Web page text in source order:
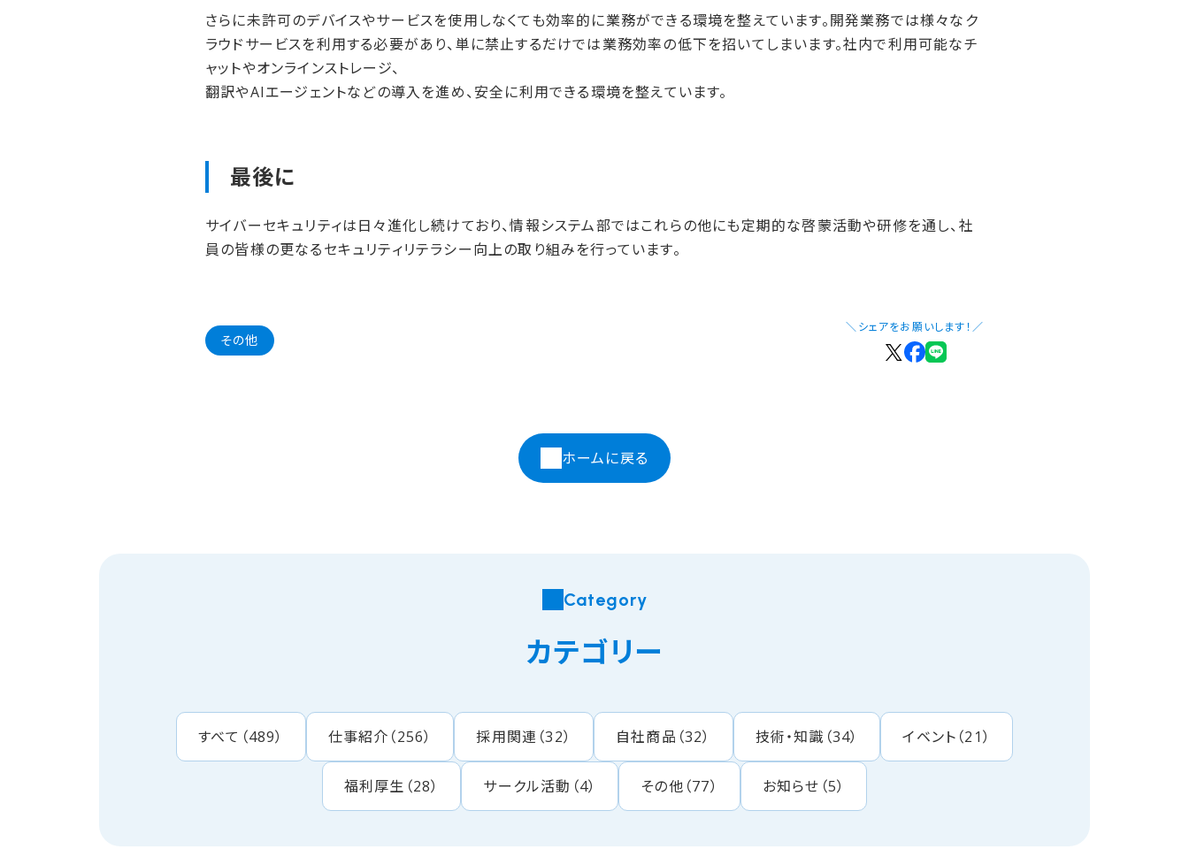
さらに未許可のデバイスやサービスを使用しなくても効率的に業務ができる環境を整えています。開発業務では様々なク
ラウドサービスを利用する必要があり、単に禁止するだけでは業務効率の低下を招いてしまいます。社内で利用可能なチ
ャットやオンラインストレージ、
翻訳やAIエージェントなどの導入を進め、安全に利用できる環境を整えています。
最後に
サイバーセキュリティは日々進化し続けており、情報システム部ではこれらの他にも定期的な啓蒙活動や研修を通し、社
員の皆様の更なるセキュリティリテラシー向上の取り組みを行っています。
その他
＼シェアをお願いします！／
ホームに戻る
Category
カテゴリー
すべて （489） 仕事紹介 （256） 採用関連 （32） 自社商品 （32） 技術・知識 （34） イベント （21）
福利厚生 （28） サークル活動 （4） その他 （77） お知らせ （5）